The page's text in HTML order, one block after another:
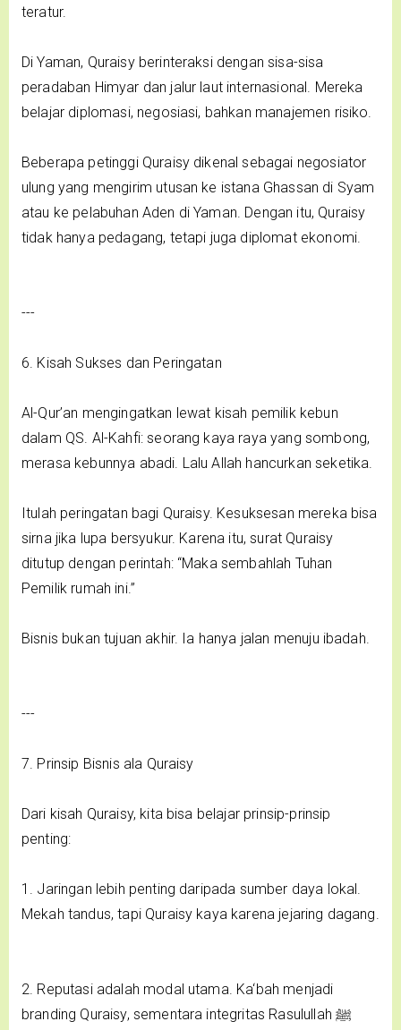
teratur.
Di Yaman, Quraisy berinteraksi dengan sisa-sisa
peradaban Himyar dan jalur laut internasional. Mereka
belajar diplomasi, negosiasi, bahkan manajemen risiko.
Beberapa petinggi Quraisy dikenal sebagai negosiator
ulung yang mengirim utusan ke istana Ghassan di Syam
atau ke pelabuhan Aden di Yaman. Dengan itu, Quraisy
tidak hanya pedagang, tetapi juga diplomat ekonomi.
---
6. Kisah Sukses dan Peringatan
Al-Qur’an mengingatkan lewat kisah pemilik kebun
dalam QS. Al-Kahfi: seorang kaya raya yang sombong,
merasa kebunnya abadi. Lalu Allah hancurkan seketika.
Itulah peringatan bagi Quraisy. Kesuksesan mereka bisa
sirna jika lupa bersyukur. Karena itu, surat Quraisy
ditutup dengan perintah: “Maka sembahlah Tuhan
Pemilik rumah ini.”
Bisnis bukan tujuan akhir. Ia hanya jalan menuju ibadah.
---
7. Prinsip Bisnis ala Quraisy
Dari kisah Quraisy, kita bisa belajar prinsip-prinsip
penting:
1. Jaringan lebih penting daripada sumber daya lokal.
Mekah tandus, tapi Quraisy kaya karena jejaring dagang.
2. Reputasi adalah modal utama. Ka‘bah menjadi
branding Quraisy, sementara integritas Rasulullah ﷺ